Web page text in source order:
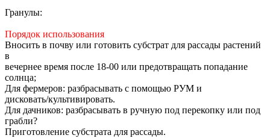
Гранулы:
Порядок использования
Вносить в почву или готовить субстрат для рассады растений
в
вечернее время после 18-00 или предотвращать попадание
солнца;
Для фермеров: разбрасывать с помощью РУМ и
дисковать/культивировать.
Для дачников: разбрасывать в ручную под перекопку или под
грабли?
Приготовление субстрата для рассады.